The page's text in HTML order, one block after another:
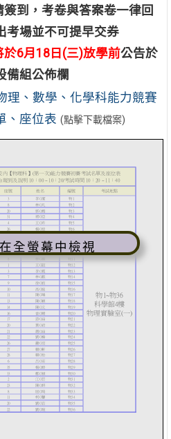
到，考卷與答案卷一律回
考場並不可提早交券
於6月18日(三)放學前公告於
備組公佈欄
理、數學、化學科能力競賽
、座位表 (點擊下載檔案)
在全螢幕中檢視